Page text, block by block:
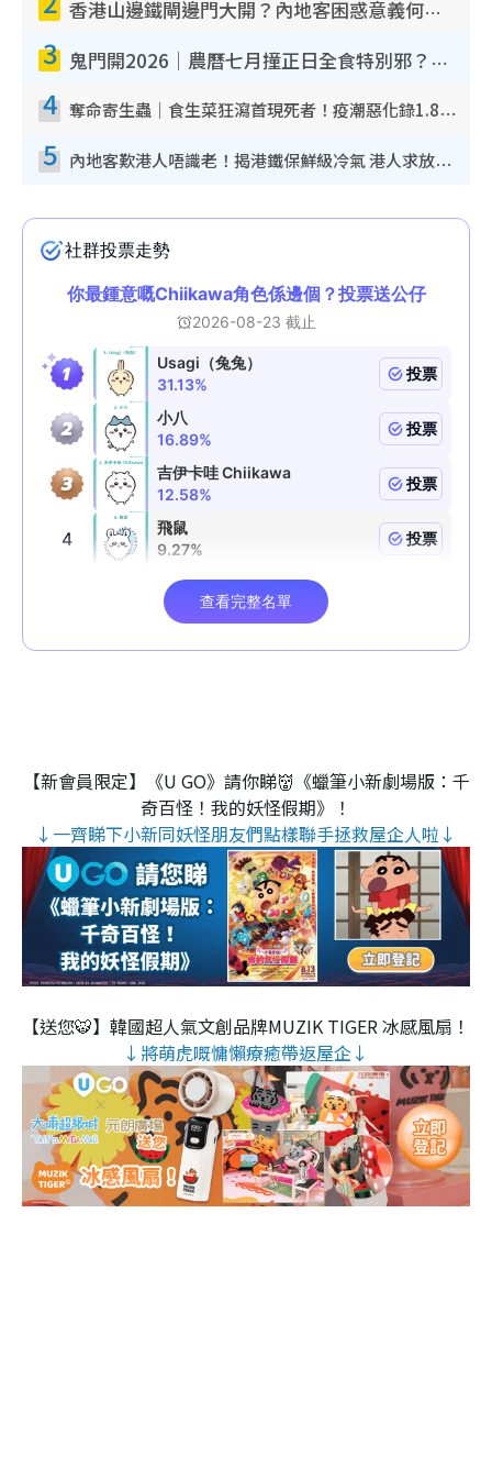
香港山邊鐵閘邊門大開？內地客困惑意義何在！網民神回覆：呢種叫法理性防禦
3 鬼門開2026｜農曆七月撞正日全食特別邪？專家警告切忌做一事！揭4大禁忌+2招保平安
4 奪命寄生蟲｜食生菜狂瀉首現死者！疫潮惡化錄1.8萬宗病例 揭洗菜3大謬誤
5 內地客歎港人唔識老！揭港鐵保鮮級冷氣 港人求放過：咪投訴
【新會員限定】《U GO》請你睇👹《蠟筆小新劇場版：千
奇百怪！我的妖怪假期》！
↓一齊睇下小新同妖怪朋友們點樣聯手拯救屋企人啦↓
【送您🐯】韓國超人氣文創品牌MUZIK TIGER 冰感風扇！
↓將萌虎嘅慵懶療癒帶返屋企↓